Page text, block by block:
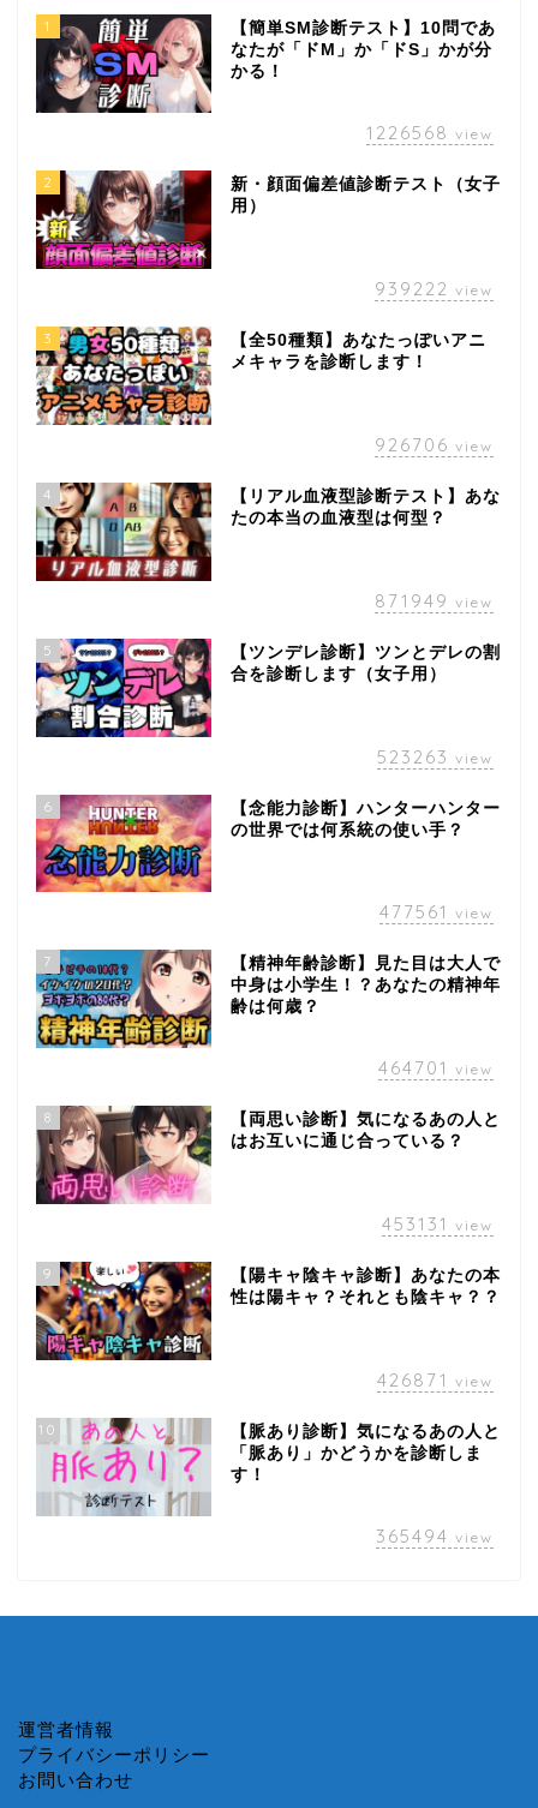
1
【簡単SM診断テスト】10問であ
なたが「ドM」か「ドS」かが分
かる！
1226568 view
2
新・顔面偏差値診断テスト（女子
用）
939222 view
3
【全50種類】あなたっぽいアニ
メキャラを診断します！
926706 view
4
【リアル血液型診断テスト】あな
たの本当の血液型は何型？
871949 view
5
【ツンデレ診断】ツンとデレの割
合を診断します（女子用）
523263 view
6
【念能力診断】ハンターハンター
の世界では何系統の使い手？
477561 view
7
【精神年齢診断】見た目は大人で
中身は小学生！？あなたの精神年
齢は何歳？
464701 view
8
【両思い診断】気になるあの人と
はお互いに通じ合っている？
453131 view
9
【陽キャ陰キャ診断】あなたの本
性は陽キャ？それとも陰キャ？？
426871 view
10
【脈あり診断】気になるあの人と
「脈あり」かどうかを診断しま
す！
365494 view
運営者情報
プライバシーポリシー
お問い合わせ